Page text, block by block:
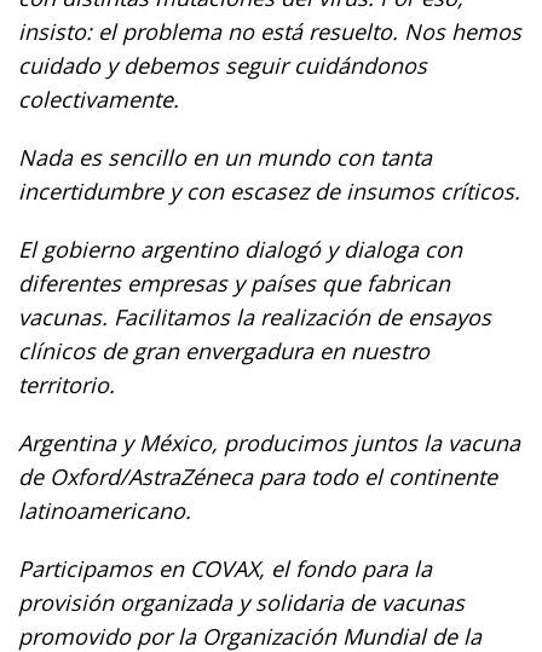
insisto: el problema no está resuelto. Nos hemos
cuidado y debemos seguir cuidándonos
colectivamente.
Nada es sencillo en un mundo con tanta
incertidumbre y con escasez de insumos críticos.
El gobierno argentino dialogó y dialoga con
diferentes empresas y países que fabrican
vacunas. Facilitamos la realización de ensayos
clínicos de gran envergadura en nuestro
territorio.
Argentina y México, producimos juntos la vacuna
de Oxford/AstraZéneca para todo el continente
latinoamericano.
Participamos en COVAX, el fondo para la
provisión organizada y solidaria de vacunas
promovido por la Organización Mundial de la